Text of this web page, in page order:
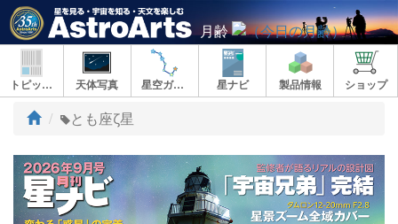
月齢
トピックス 天体写真 星空ガイド 星ナビ 製品情報 ショップ
ト
プ
とも座ζ星